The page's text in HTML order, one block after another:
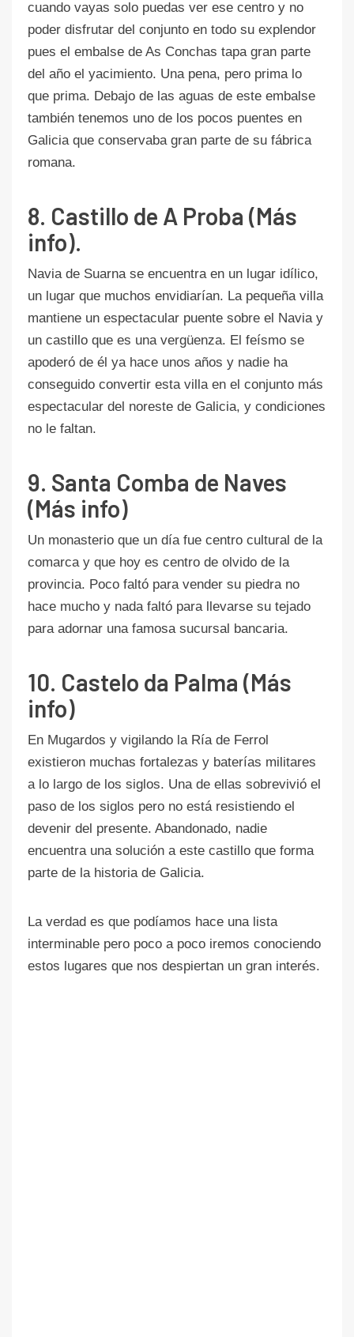
cuando vayas solo puedas ver ese centro y no
poder disfrutar del conjunto en todo su explendor
pues el embalse de As Conchas tapa gran parte
del año el yacimiento. Una pena, pero prima lo
que prima. Debajo de las aguas de este embalse
también tenemos uno de los pocos puentes en
Galicia que conservaba gran parte de su fábrica
romana.
8. Castillo de A Proba (Más
info).
Navia de Suarna se encuentra en un lugar idílico,
un lugar que muchos envidiarían. La pequeña villa
mantiene un espectacular puente sobre el Navia y
un castillo que es una vergüenza. El feísmo se
apoderó de él ya hace unos años y nadie ha
conseguido convertir esta villa en el conjunto más
espectacular del noreste de Galicia, y condiciones
no le faltan.
9. Santa Comba de Naves
(Más info)
Un monasterio que un día fue centro cultural de la
comarca y que hoy es centro de olvido de la
provincia. Poco faltó para vender su piedra no
hace mucho y nada faltó para llevarse su tejado
para adornar una famosa sucursal bancaria.
10. Castelo da Palma (Más
info)
En Mugardos y vigilando la Ría de Ferrol
existieron muchas fortalezas y baterías militares
a lo largo de los siglos. Una de ellas sobrevivió el
paso de los siglos pero no está resistiendo el
devenir del presente. Abandonado, nadie
encuentra una solución a este castillo que forma
parte de la historia de Galicia.
La verdad es que podíamos hace una lista
interminable pero poco a poco iremos conociendo
estos lugares que nos despiertan un gran interés.